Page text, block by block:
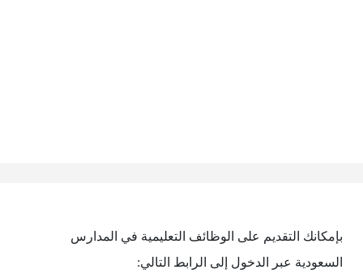
بإمكانك التقديم على الوظائف التعليمية في المدارس
السعودية عبر الدخول إلى الرابط التالي: